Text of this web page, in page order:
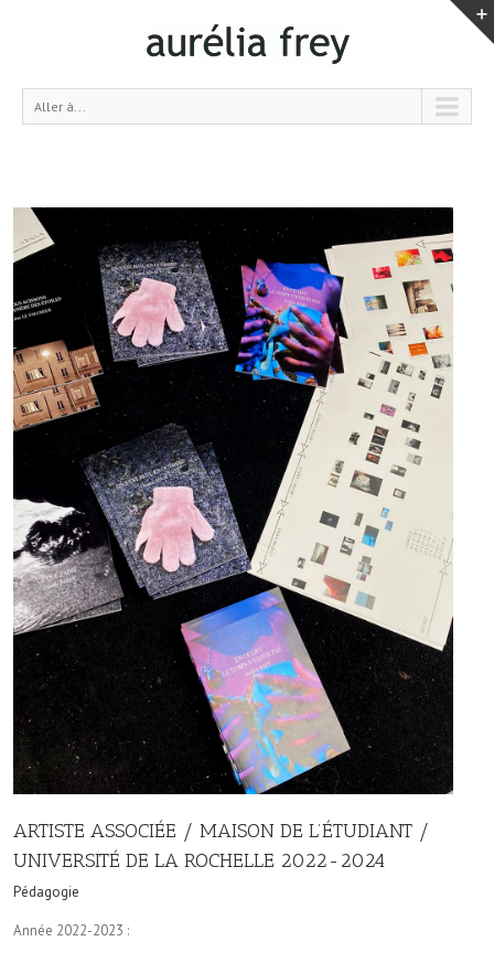
Aller à...
ARTISTE ASSOCIÉE / MAISON DE L’ÉTUDIANT /
UNIVERSITÉ DE LA ROCHELLE 2022-2024
Pédagogie
Année 2022-2023 :